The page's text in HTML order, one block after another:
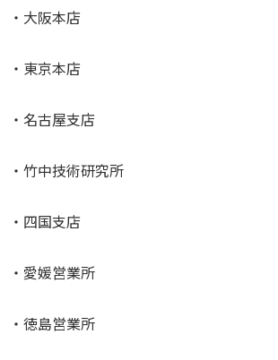
・大阪本店
・東京本店
・名古屋支店
・竹中技術研究所
・四国支店
・愛媛営業所
・徳島営業所